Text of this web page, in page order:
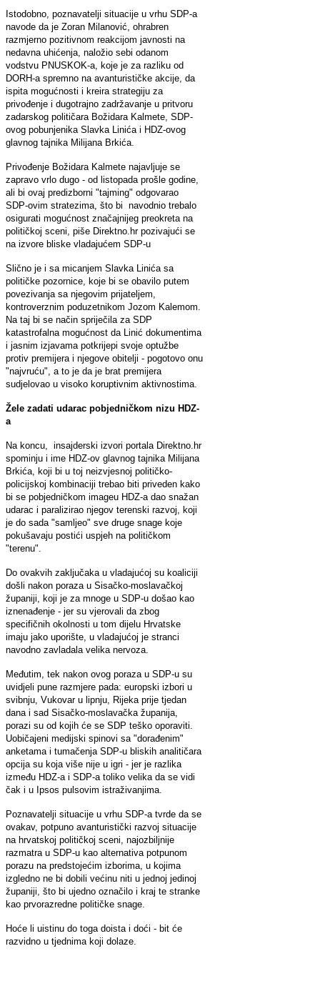
Istodobno, poznavatelji situacije u vrhu SDP-a
navode da je Zoran Milanović, ohrabren
razmjerno pozitivnom reakcijom javnosti na
nedavna uhićenja, naložio sebi odanom
vodstvu PNUSKOK-a, koje je za razliku od
DORH-a spremno na avanturističke akcije, da
ispita mogućnosti i kreira strategiju za
privođenje i dugotrajno zadržavanje u pritvoru
zadarskog političara Božidara Kalmete, SDP-
ovog pobunjenika Slavka Linića i HDZ-ovog
glavnog tajnika Milijana Brkića.
Privođenje Božidara Kalmete najavljuje se
zapravo vrlo dugo - od listopada prošle godine,
ali bi ovaj predizborni "tajming" odgovarao
SDP-ovim stratezima, što bi navodnio trebalo
osigurati mogućnost značajnijeg preokreta na
političkoj sceni, piše Direktno.hr pozivajući se
na izvore bliske vladajućem SDP-u
Slično je i sa micanjem Slavka Linića sa
političke pozornice, koje bi se obavilo putem
povezivanja sa njegovim prijateljem,
kontroverznim poduzetnikom Jozom Kalemom.
Na taj bi se način spriječila za SDP
katastrofalna mogućnost da Linić dokumentima
i jasnim izjavama potkrijepi svoje optužbe
protiv premijera i njegove obitelji - pogotovo onu
"najvruću", a to je da je brat premijera
sudjelovao u visoko koruptivnim aktivnostima.
Žele zadati udarac pobjedničkom nizu HDZ-
a
Na koncu, insajderski izvori portala Direktno.hr
spominju i ime HDZ-ov glavnog tajnika Milijana
Brkića, koji bi u toj neizvjesnoj političko-
policijskoj kombinaciji trebao biti priveden kako
bi se pobjedničkom imageu HDZ-a dao snažan
udarac i paralizirao njegov terenski razvoj, koji
je do sada "samljeo" sve druge snage koje
pokušavaju postići uspjeh na političkom
"terenu".
Do ovakvih zaključaka u vladajućoj su koaliciji
došli nakon poraza u Sisačko-moslavačkoj
županiji, koji je za mnoge u SDP-u došao kao
iznenađenje - jer su vjerovali da zbog
specifičnih okolnosti u tom dijelu Hrvatske
imaju jako uporište, u vladajućoj je stranci
navodno zavladala velika nervoza.
Međutim, tek nakon ovog poraza u SDP-u su
uvidjeli pune razmjere pada: europski izbori u
svibnju, Vukovar u lipnju, Rijeka prije tjedan
dana i sad Sisačko-moslavačka županija,
porazi su od kojih će se SDP teško oporaviti.
Uobičajeni medijski spinovi sa "dorađenim"
anketama i tumačenja SDP-u bliskih analitičara
opcija su koja više nije u igri - jer je razlika
između HDZ-a i SDP-a toliko velika da se vidi
čak i u Ipsos pulsovim istraživanjima.
Poznavatelji situacije u vrhu SDP-a tvrde da se
ovakav, potpuno avanturistički razvoj situacije
na hrvatskoj političkoj sceni, najozbiljnije
razmatra u SDP-u kao alternativa potpunom
porazu na predstojećim izborima, u kojima
izgledno ne bi dobili većinu niti u jednoj jedinoj
županiji, što bi ujedno označilo i kraj te stranke
kao prvorazredne političke snage.
Hoće li uistinu do toga doista i doći - bit će
razvidno u tjednima koji dolaze.